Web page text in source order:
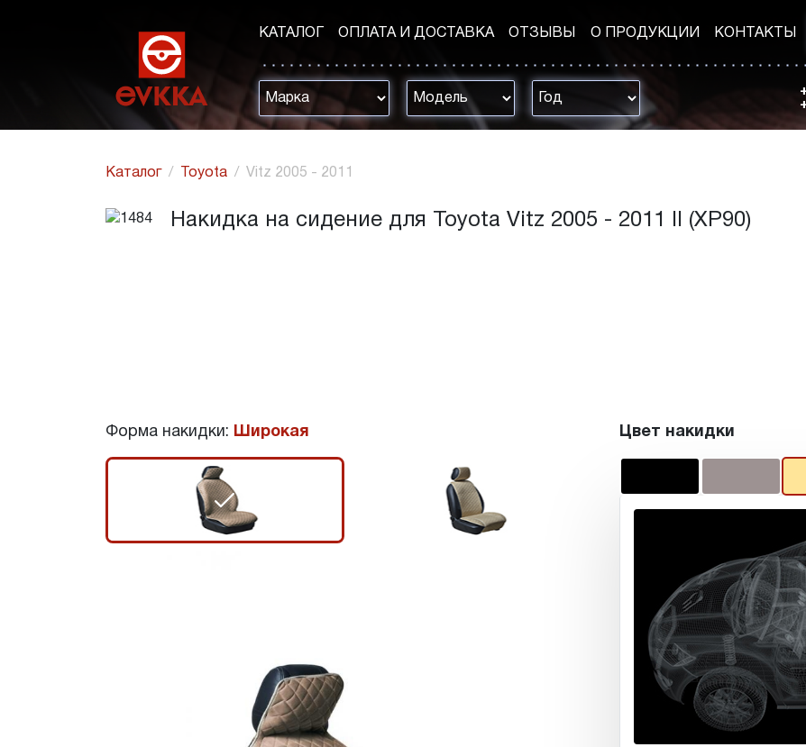
КАТАЛОГ ОПЛАТА И ДОСТАВКА ОТЗЫВЫ О ПРОДУКЦИИ КОНТАКТЫ
Каталог Toyota Vitz 2005 - 2011
Накидка на сидение для Toyota Vitz 2005 - 2011 II (XP90)
Форма накидки: Широкая
r
Цвет накидки